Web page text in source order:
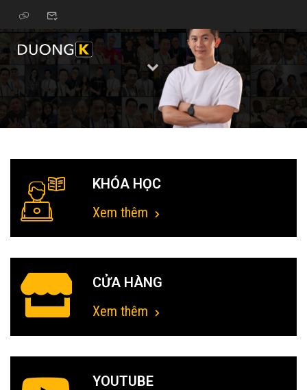
KHÓA HỌC
Xem thêm
CỬA HÀNG
Xem thêm
YOUTUBE